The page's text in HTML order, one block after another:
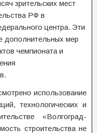
зрительских мест
РФ в
центра. Эти
дополнительных мер
чемпионата и
использование
технологических и
«Волгоград-
строительства не